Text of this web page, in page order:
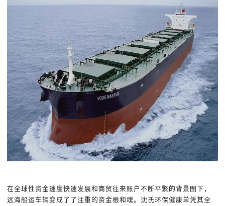
在全球性资金速度快速发展和商贸往来账户不断平繁的背景图下，
远海船运车辆变成了了注重的资金根和魂。沈氏环保健康单凭其全